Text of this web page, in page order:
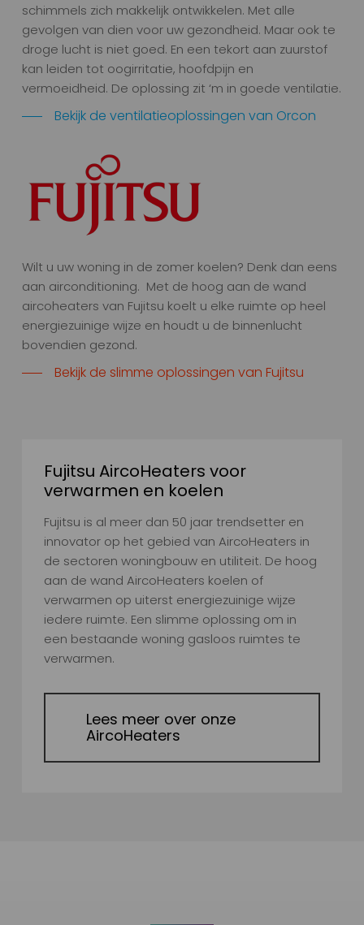
schimmels zich makkelijk ontwikkelen. Met alle
gevolgen van dien voor uw gezondheid. Maar ook te
droge lucht is niet goed. En een tekort aan zuurstof
kan leiden tot oogirritatie, hoofdpijn en
vermoeidheid. De oplossing zit ‘m in goede ventilatie.
Bekijk de ventilatieoplossingen van Orcon
Wilt u uw woning in de zomer koelen? Denk dan eens
aan airconditioning. Met de hoog aan de wand
aircoheaters van Fujitsu koelt u elke ruimte op heel
energiezuinige wijze en houdt u de binnenlucht
bovendien gezond.
Bekijk de slimme oplossingen van Fujitsu
Fujitsu AircoHeaters voor
verwarmen en koelen
Fujitsu is al meer dan 50 jaar trendsetter en
innovator op het gebied van AircoHeaters in
de sectoren woningbouw en utiliteit. De hoog
aan de wand AircoHeaters koelen of
verwarmen op uiterst energiezuinige wijze
iedere ruimte. Een slimme oplossing om in
een bestaande woning gasloos ruimtes te
verwarmen.
Lees meer over onze
AircoHeaters